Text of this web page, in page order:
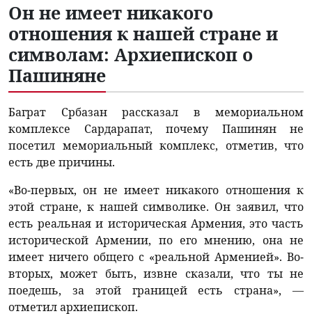
Он не имеет никакого
отношения к нашей стране и
символам: Архиепископ о
Пашиняне
Баграт Србазан рассказал в мемориальном
комплексе Сардарапат, почему Пашинян не
посетил мемориальный комплекс, отметив, что
есть две причины.
«Во-первых, он не имеет никакого отношения к
этой стране, к нашей символике. Он заявил, что
есть реальная и историческая Армения, это часть
исторической Армении, по его мнению, она не
имеет ничего общего с «реальной Арменией». Во-
вторых, может быть, извне сказали, что ты не
поедешь, за этой границей есть страна», —
отметил архиепископ.